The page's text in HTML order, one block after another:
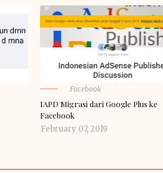
Facebook
IAPD Migrasi dari Google Plus ke
Facebook
February 07, 2019